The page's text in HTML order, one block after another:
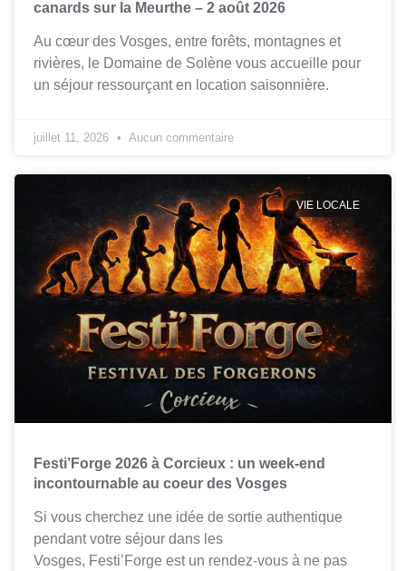
canards sur la Meurthe – 2 août 2026
Au cœur des Vosges, entre forêts, montagnes et
rivières, le Domaine de Solène vous accueille pour
un séjour ressourçant en location saisonnière.
juillet 11, 2026 Aucun commentaire
VIE LOCALE
Festi’Forge 2026 à Corcieux : un week-end
incontournable au coeur des Vosges
Si vous cherchez une idée de sortie authentique
pendant votre séjour dans les
Vosges, Festi’Forge est un rendez-vous à ne pas